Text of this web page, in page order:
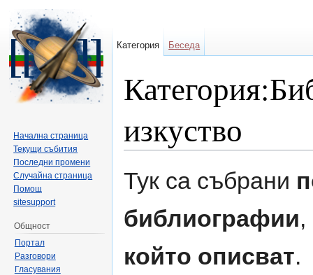
изкуство
Тук са събрани
библиографии
който описват.
Категория Беседа
Начална страница
Текущи събития
Последни промени
Случайна страница
Помощ
sitesupport
Общност
Портал
Разговори
Гласувания